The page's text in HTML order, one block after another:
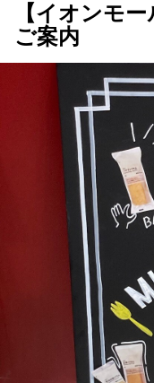
【イオンモ
ご案内